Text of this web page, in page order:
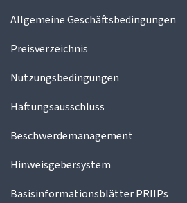
Allgemeine Geschäftsbedingungen
Preisverzeichnis
Nutzungsbedingungen
Haftungsausschluss
Beschwerdemanagement
Hinweisgebersystem
Basisinformationsblätter PRIIPs